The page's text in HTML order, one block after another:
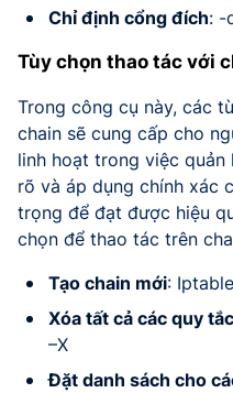
Chỉ định cổng đích: -
Tùy chọn thao tác với
Trong công cụ này, các
chain sẽ cung cấp cho
linh hoạt trong việc quản
rõ và áp dụng chính xác
trọng để đạt được hiệu
chọn để thao tác trên
Tạo chain mới:
Xóa tất cả các quy
–X
Đặt danh sách cho